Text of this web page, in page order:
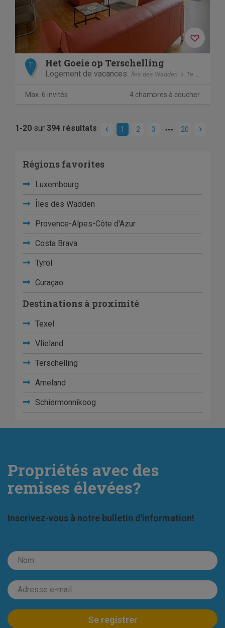
T Het Goeie op Terschelling
Logement de vacances Îles des Wadden Terschelling
Max. 6 invités 4 chambres à coucher
1-20 sur 394 résultats 1 2 3 20
Régions favorites
Luxembourg
Îles des Wadden
Provence-Alpes-Côte d'Azur
Costa Brava
Tyrol
Curaçao
Destinations à proximité
Texel
Vlieland
Terschelling
Ameland
Schiermonnikoog
Propriétés avec des
remises élevées?
Inscrivez-vous à notre bulletin d'information!